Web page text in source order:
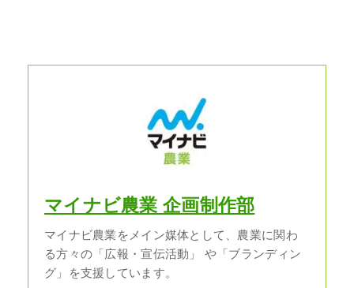
マイナビ農業 企画制作部
マイナビ農業をメイン媒体として、農業に関わ
る方々の「広報・宣伝活動」 や「ブランディン
グ」を支援しています。